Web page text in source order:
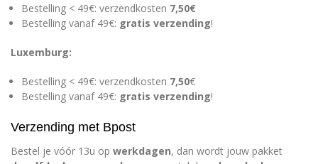
Bestelling < 49€: verzendkosten 7,50€
Bestelling vanaf 49€: gratis verzending!
Luxemburg:
Bestelling < 49€: verzendkosten 7,50€
Bestelling vanaf 49€: gratis verzending!
Verzending met Bpost
Bestel je vóór 13u op werkdagen, dan wordt jouw pakket